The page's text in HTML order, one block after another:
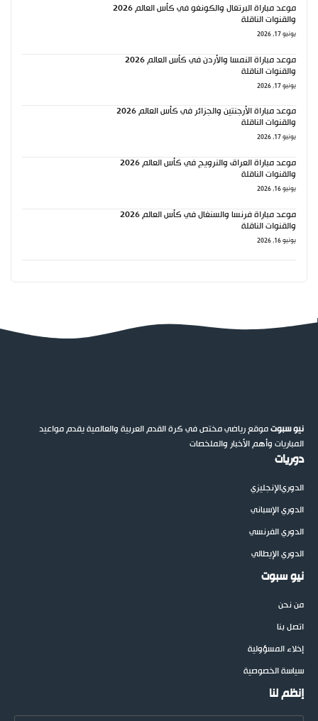
موعد مباراة البرتغال والكونغو في كأس العالم 2026
والقنوات الناقلة
يونيو 17, 2026
موعد مباراة النمسا والأردن في كأس العالم 2026
والقنوات الناقلة
يونيو 17, 2026
موعد مباراة الأرجنتين والجزائر في كأس العالم 2026
والقنوات الناقلة
يونيو 17, 2026
موعد مباراة العراق والنرويج في كأس العالم 2026
والقنوات الناقلة
يونيو 16, 2026
موعد مباراة فرنسا والسنغال في كأس العالم 2026
والقنوات الناقلة
يونيو 16, 2026
نيو سبوتموقع رياضي مختص في كرة القدم العربية والعالمية يقدم مواعيد
المباريات وأهم الأخبار والملخصات
دوريات
الدوريالإنجليزي
الدوري الإسباني
الدوري الفرنسي
الدوري الإيطالي
نيو سبوت
من نحن
اتصل بنا
إخلاء المسؤولية
سياسة الخصوصية
إنظم لنا